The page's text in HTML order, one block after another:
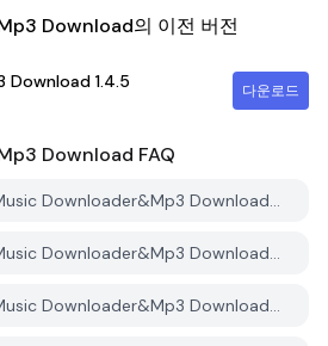
Download의 이전 버전
Download 1.4.5 다운로드
Download FAQ
PGYER APK HUB에서 Music Downloader&Mp3 Download를 다운로드하는 방법은 무엇인가요?
PGYER APK HUB에서 Music Downloader&Mp3 Download는 무료로 다운로드할 수 있나요?
PGYER APK HUB에서 Music Downloader&Mp3 Download를 다운로드하려면 계정이 필요한가요?